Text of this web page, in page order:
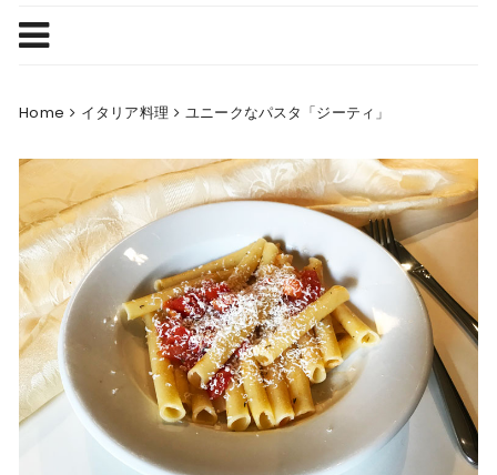
Home イタリア料理 ユニークなパスタ「ジーティ」